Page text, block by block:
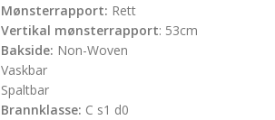
Mønsterrapport: Rett
Vertikal mønsterrapport: 53cm
Bakside: Non-Woven
Vaskbar
Spaltbar
Brannklasse: C s1 d0